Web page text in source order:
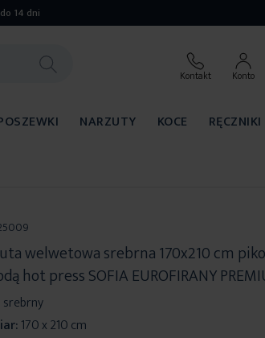
do 14 dni
Kontakt Konto
NARZUTY KOCE RĘCZNIKI
welwetowa srebrna 170x210 cm
hot press SOFIA EUROFIRANY
srebrny
170 x 210 cm